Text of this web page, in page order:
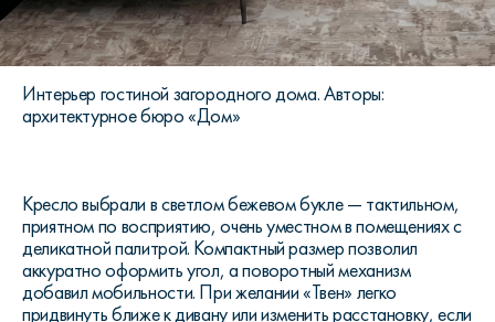
Интерьер гостиной загородного дома. Авторы:
архитектурное бюро «Дом»
Кресло выбрали в светлом бежевом букле — тактильном,
приятном по восприятию, очень уместном в помещениях с
деликатной палитрой. Компактный размер позволил
аккуратно оформить угол, а поворотный механизм
добавил мобильности. При желании «Твен» легко
придвинуть ближе к дивану или изменить расстановку, если